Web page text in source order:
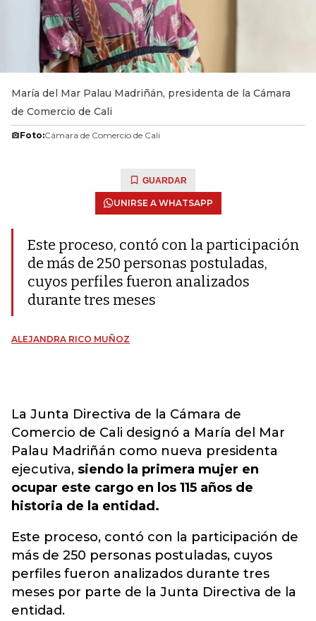
María del Mar Palau Madriñán, presidenta de la Cámara
de Comercio de Cali
Foto:Cámara de Comercio de Cali
GUARDAR
UNIRSE A WHATSAPP
Este proceso, contó con la participación
de más de 250 personas postuladas,
cuyos perfiles fueron analizados
durante tres meses
ALEJANDRA RICO MUÑOZ
La Junta Directiva de la Cámara de
Comercio de Cali designó a María del Mar
Palau Madriñán como nueva presidenta
ejecutiva, siendo la primera mujer en
ocupar este cargo en los 115 años de
historia de la entidad.
Este proceso, contó con la participación de
más de 250 personas postuladas, cuyos
perfiles fueron analizados durante tres
meses por parte de la Junta Directiva de la
entidad.